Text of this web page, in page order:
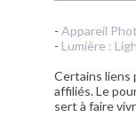
- Appareil
- Lumière :
Certains liens
affiliés. Le
sert à faire